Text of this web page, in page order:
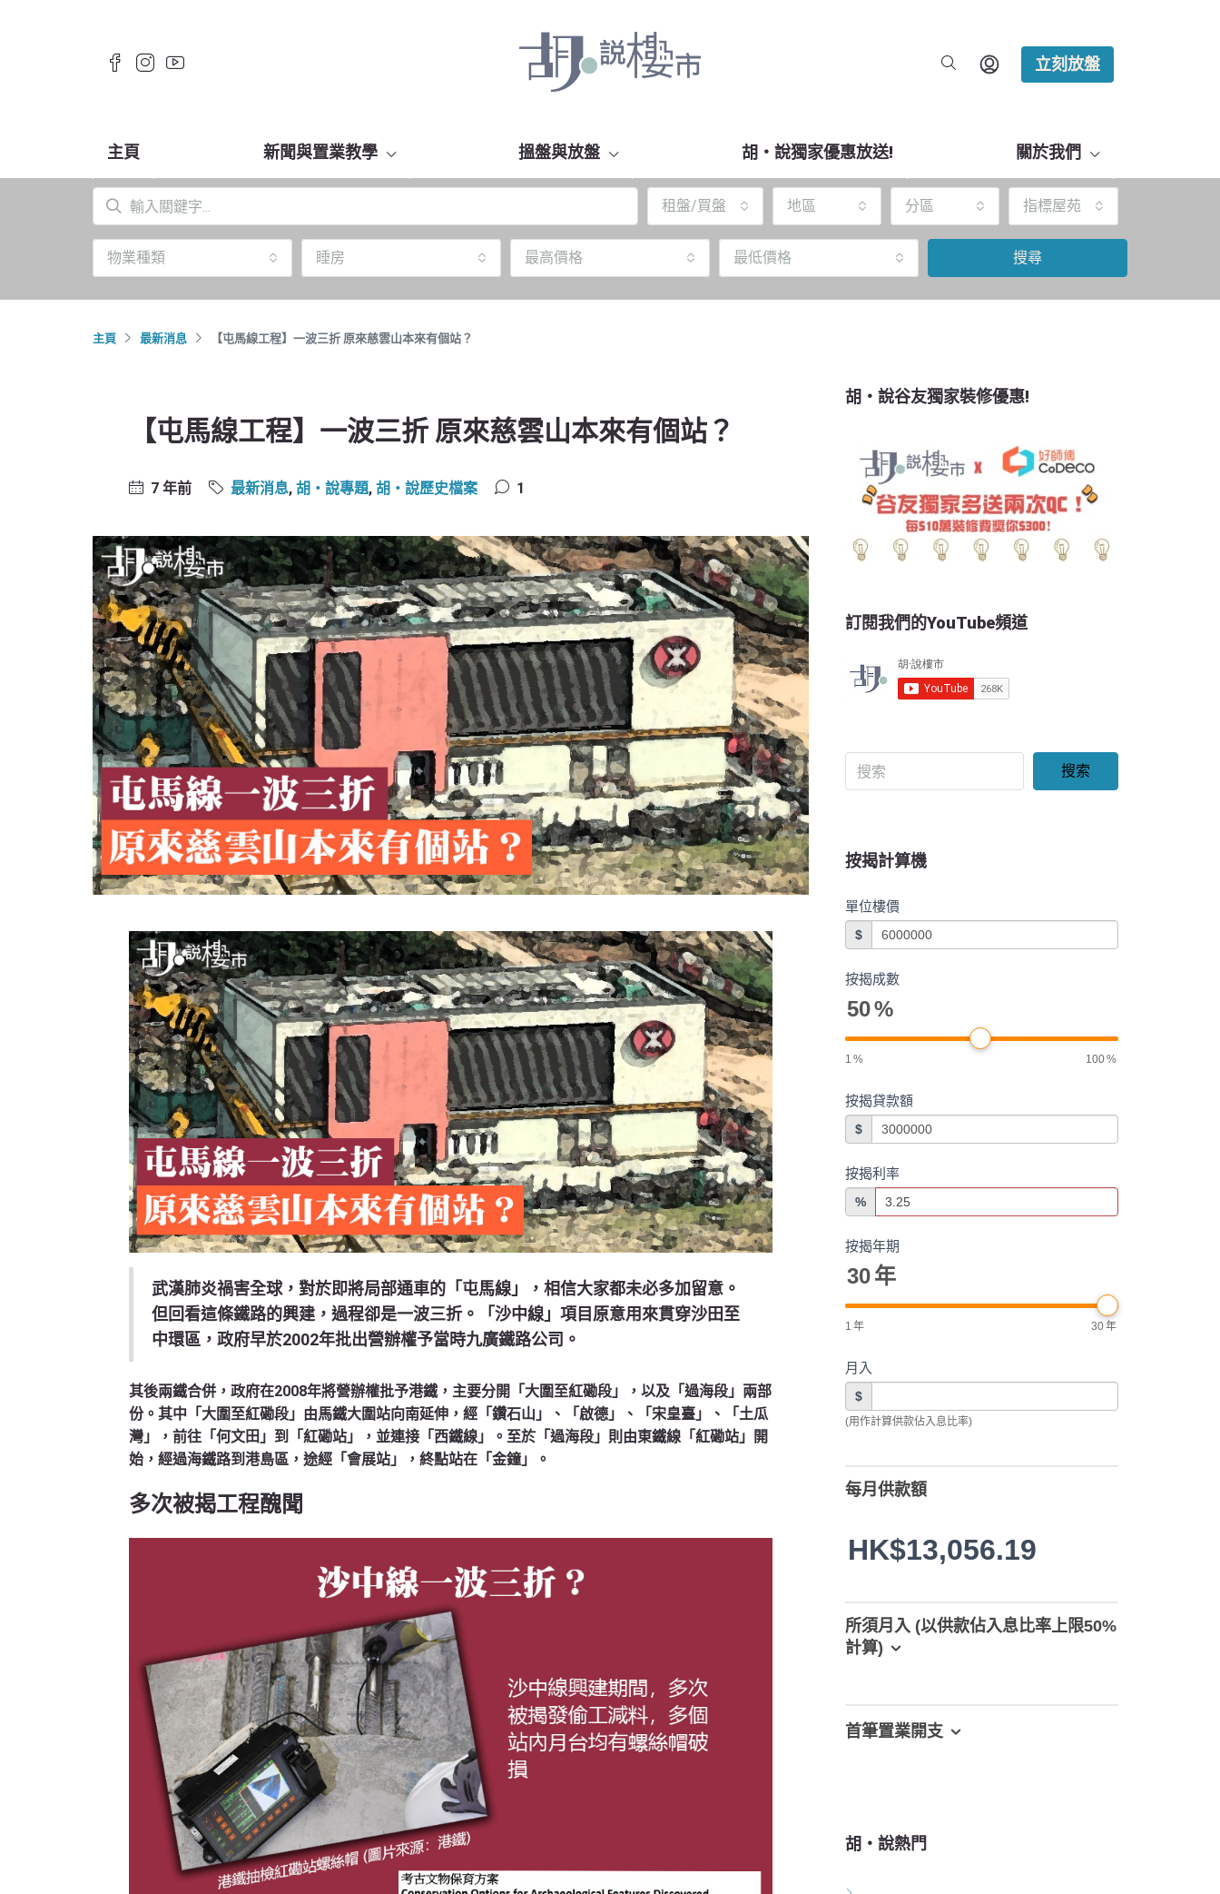
立刻放盤
主頁 新聞與置業教學 搵盤與放盤 胡‧說獨家優惠放送! 關於我們
租盤/買盤 地區 分區 指標屋苑
物業種類 睡房 最高價格 最低價格 搜尋
主頁 最新消息 【屯馬線工程】一波三折 原來慈雲山本來有個站？
【屯馬線工程】一波三折 原來慈雲山本來有個站？
7 年前 最新消息, 胡‧說專題, 胡‧說歷史檔案 1
武漢肺炎禍害全球，對於即將局部通車的「屯馬線」，相信大家都未必多加留意。
但回看這條鐵路的興建，過程卻是一波三折。「沙中線」項目原意用來貫穿沙田至
中環區，政府早於2002年批出營辦權予當時九廣鐵路公司。
其後兩鐵合併，政府在2008年將營辦權批予港鐵，主要分開「大圍至紅磡段」，以及「過海段」兩部
份。其中「大圍至紅磡段」由馬鐵大圍站向南延伸，經「鑽石山」、「啟德」、「宋皇臺」、「土瓜
灣」，前往「何文田」到「紅磡站」，並連接「西鐵線」。至於「過海段」則由東鐵線「紅磡站」開
始，經過海鐵路到港島區，途經「會展站」，終點站在「金鐘」。
多次被揭工程醜聞
胡‧說谷友獨家裝修優惠!
訂閱我們的YouTube頻道
搜索
按揭計算機
單位樓價
$
按揭成數
50%
1 % 100%
按揭貸款額
$
按揭利率
%
按揭年期
30年
1 年 30年
月入
$
(用作計算供款佔入息比率)
每月供款額
HK$13,056.19
所須月入 (以供款佔入息比率上限50%
計算)
首筆置業開支
胡‧說熱門